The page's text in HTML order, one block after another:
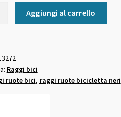
Aggiungi al carrello
Raggi bici
ruote bici, raggi ruote bicicletta neri